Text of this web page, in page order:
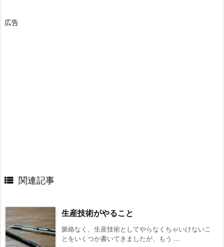
広告
 関連記事
生産技術がやること
脈絡なく、生産技術としてやらなくちゃいけないこ
とをいくつか書いてきましたが、もう ...